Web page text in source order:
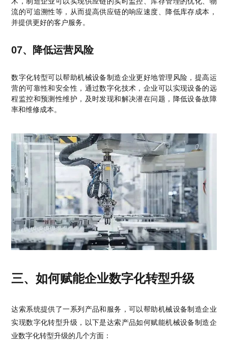
流的可追溯性等，从而提高供应链的响应速度、降低库存成本，
并提供更好的客户服务。
07、降低运营风险
数字化转型可以帮助机械设备制造企业更好地管理风险，提高运
营的可靠性和安全性，通过数字化技术，企业可以实现设备的远
程监控和预测性维护，及时发现和解决潜在问题，降低设备故障
率和维修成本。
三、如何赋能企业数字化转型升级
达索系统提供了一系列产品和服务，可以帮助机械设备制造企业
实现数字化转型升级，以下是达索产品如何赋能机械设备制造企
业数字化转型升级的几个方面：